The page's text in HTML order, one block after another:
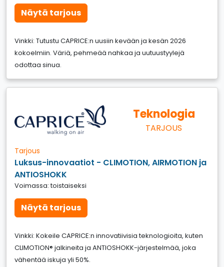
Näytä tarjous
Vinkki: Tutustu CAPRICE:n uusiin kevään ja kesän 2026
kokoelmiin. Väriä, pehmeää nahkaa ja uutuustyylejä
odottaa sinua.
Teknologia
TARJOUS
Tarjous
Luksus-innovaatiot - CLIMOTION, AIRMOTION ja
ANTIOSHOKK
Voimassa: toistaiseksi
Näytä tarjous
Vinkki: Kokeile CAPRICE:n innovatiivisia teknologioita, kuten
CLIMOTION® jalkineita ja ANTIOSHOKK-järjestelmää, joka
vähentää iskuja yli 50%.